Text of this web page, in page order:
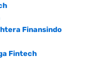
Finansindo
Fintech